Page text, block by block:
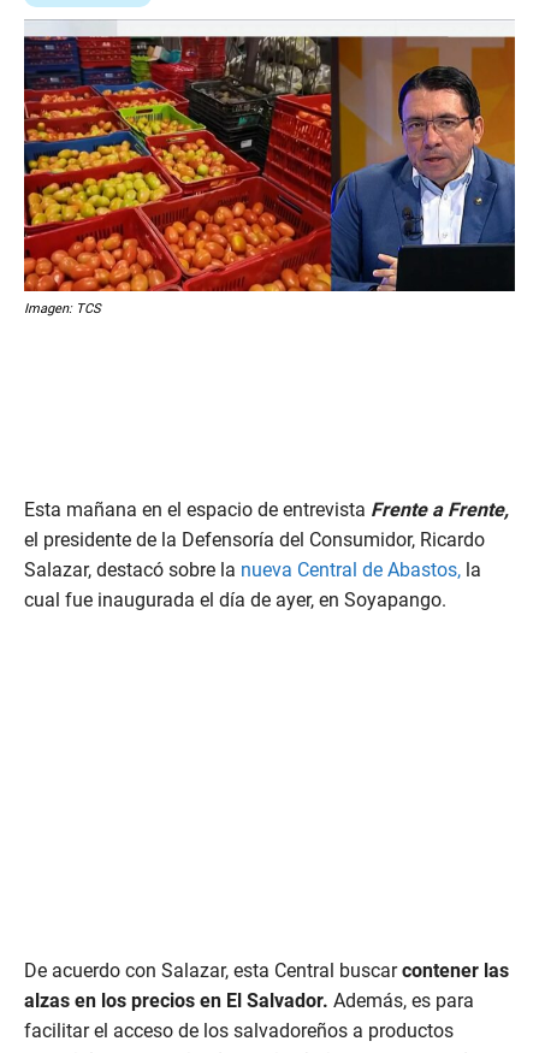
Imagen: TCS
Esta mañana en el espacio de entrevista Frente a Frente,
el presidente de la Defensoría del Consumidor, Ricardo
Salazar, destacó sobre la nueva Central de Abastos, la
cual fue inaugurada el día de ayer, en Soyapango.
De acuerdo con Salazar, esta Central buscarcontener las
alzas en los precios en El Salvador. Además, es para
facilitar el acceso de los salvadoreños a productos